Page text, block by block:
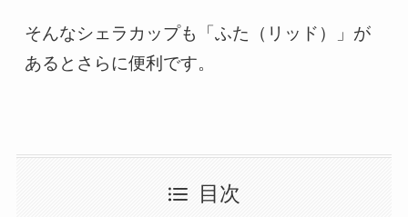
そんなシェラカップも「ふた（リッド）」が
あるとさらに便利です。
目次